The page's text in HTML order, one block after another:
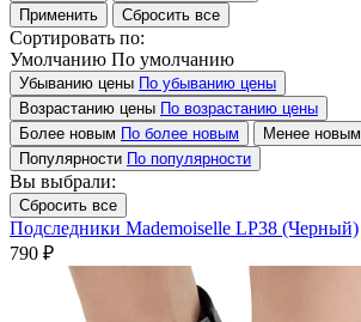
Применить
Сбросить все
Сортировать по:
Умолчанию По умолчанию
Убыванию цены По убыванию цены
Возрастанию цены По возрастанию цены
Более новым По более новым Менее новым
Популярности По популярности
Вы выбрали:
Сбросить все
Подследники Mademoiselle LP38 (Черный)
790 ₽